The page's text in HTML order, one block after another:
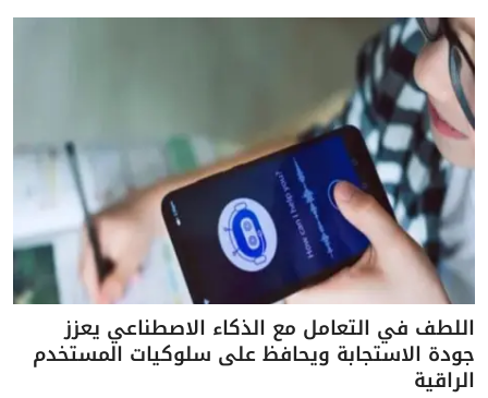
اللطف في التعامل مع الذكاء الاصطناعي يعزز
جودة الاستجابة ويحافظ على سلوكيات المستخدم
الراقية